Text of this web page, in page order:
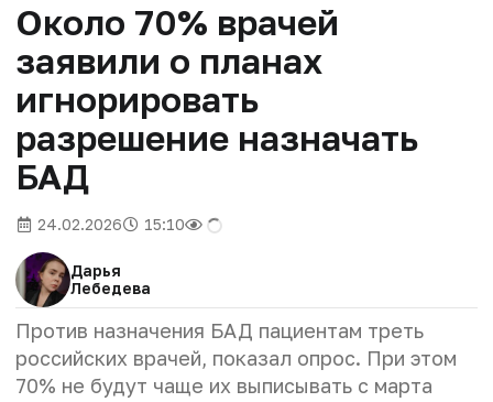
Около 70% врачей
заявили о планах
игнорировать
разрешение назначать
БАД
24.02.2026 15:10
Дарья
Лебедева
Против назначения БАД пациентам треть
российских врачей, показал опрос. При этом
70% не будут чаще их выписывать с марта